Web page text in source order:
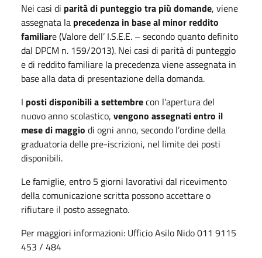
Nei casi di parità di punteggio tra più domande, viene
assegnata la precedenza in base al minor reddito
familiare (Valore dell’ I.S.E.E. – secondo quanto definito
dal DPCM n. 159/2013). Nei casi di parità di punteggio
e di reddito familiare la precedenza viene assegnata in
base alla data di presentazione della domanda.
I posti disponibili a settembrecon l’apertura del
nuovo anno scolastico, vengono assegnati entro il
mese di maggio di ogni anno, secondo l’ordine della
graduatoria delle pre-iscrizioni, nel limite dei posti
disponibili.
Le famiglie, entro 5 giorni lavorativi dal ricevimento
della comunicazione scritta possono accettare o
rifiutare il posto assegnato.
Per maggiori informazioni: Ufficio Asilo Nido 011 9115
453 / 484